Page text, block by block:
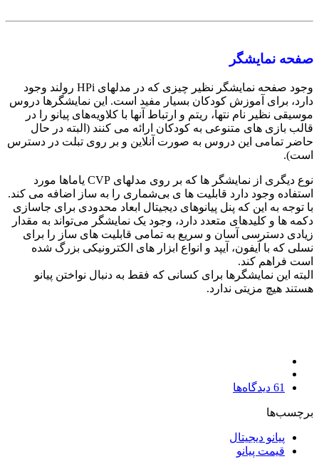
صفحه نمایشگر
وجود صفحه نمایشگر نظیر چیزی که در مدلهای HPi رولند وجود
دارد، برای آموزش کودکان بسیار مفید است. این نمایشگرها دروس
موسیقی نظیر نام نتها، ریتم و ارتباط آنها با کلاویه‌های پیانو را در
قالب بازی‌ های متنوعی به کودکان ارائه می کنند (‌البته در حال
حاضر تمامی این دروس به صورت آنلاین و بر روی تبلت در دسترس
است).
نوع دیگری از نمایشگر ها که بر روی مدلهای CVP یاماها مورد
استفاده وجود دارد قابلیت ها ی بی‌شماری را به ساز اضافه می کند.
با توجه به این که پنل پیانوهای دیجیتال ابعاد محدودی برای جاسازی
دکمه ها و کلیدهای متعدد دارد، وجود یک نمایشگر می‌تواند به مقدار
زیادی دسترسی آسان و سریع به تمامی قابلیت های ساز را برای
نسلی که با آیفون، آیپد و انواع ابزار های الکترونیکی بزرگ شده
است فراهم ‌کند.
البته این نمایشگرها برای کسانی که فقط به دنبال نواختن پیانو
هستند هیچ مزیتی ندارد.
61 دیدگاه‌ها
برچسب‌ها
پیانو دیجیتال
قيمت پیانو